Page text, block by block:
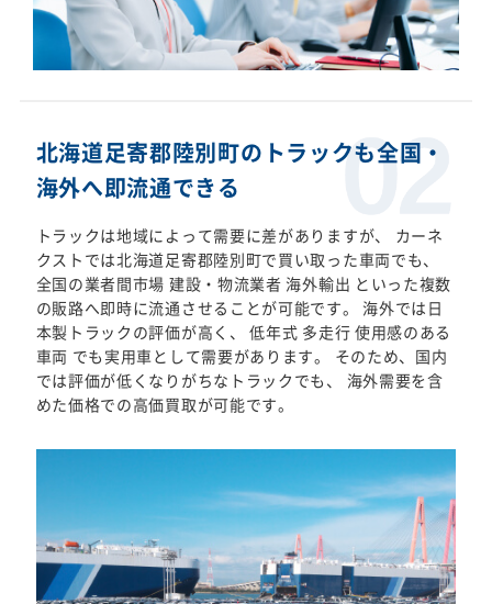
北海道足寄郡陸別町のトラックも全国・
海外へ即流通できる
トラックは地域によって需要に差がありますが、 カーネ
クストでは北海道足寄郡陸別町で買い取った車両でも、
全国の業者間市場 建設・物流業者 海外輸出 といった複数
の販路へ即時に流通させることが可能です。 海外では日
本製トラックの評価が高く、 低年式 多走行 使用感のある
車両 でも実用車として需要があります。 そのため、国内
では評価が低くなりがちなトラックでも、 海外需要を含
めた価格での高価買取が可能です。